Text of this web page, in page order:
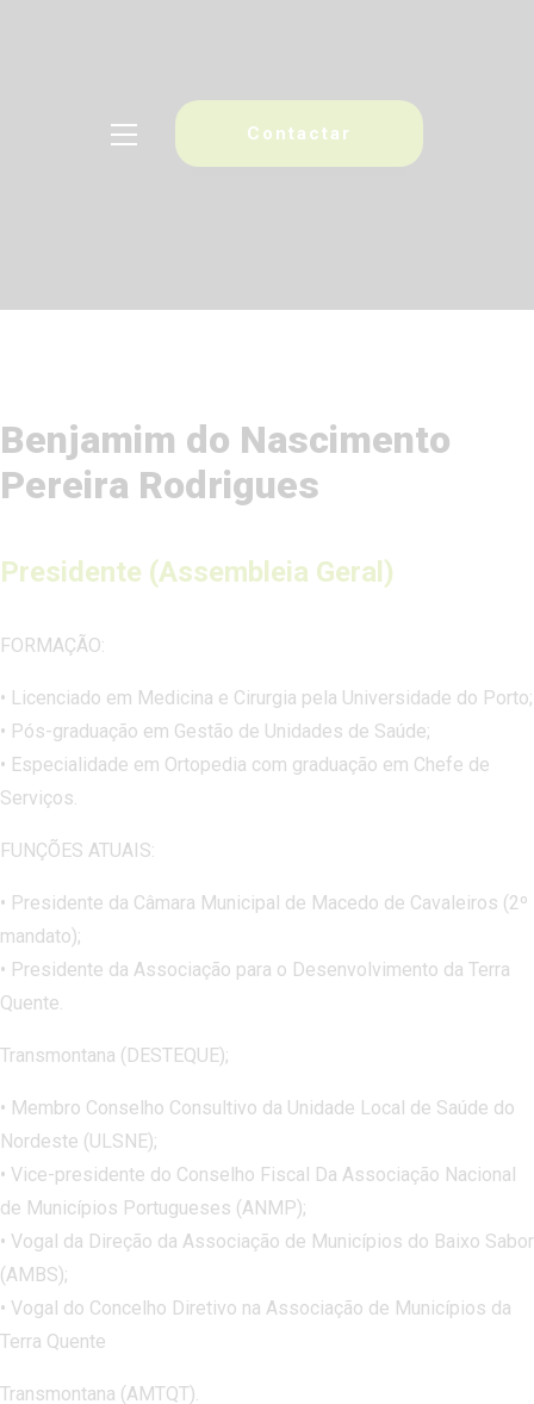
Contactar
Projetos
Biblioteca
Contactos
Benjamim do Nascimento
Pereira Rodrigues
Presidente (Assembleia Geral)
FORMAÇÃO:
• Licenciado em Medicina e Cirurgia pela Universidade do Porto;
• Pós-graduação em Gestão de Unidades de Saúde;
• Especialidade em Ortopedia com graduação em Chefe de
Serviços.
FUNÇÕES ATUAIS:
• Presidente da Câmara Municipal de Macedo de Cavaleiros (2º
mandato);
• Presidente da Associação para o Desenvolvimento da Terra
Quente.
Transmontana (DESTEQUE);
• Membro Conselho Consultivo da Unidade Local de Saúde do
Nordeste (ULSNE);
• Vice-presidente do Conselho Fiscal Da Associação Nacional
de Municípios Portugueses (ANMP);
• Vogal da Direção da Associação de Municípios do Baixo Sabor
(AMBS);
• Vogal do Concelho Diretivo na Associação de Municípios da
Terra Quente
Transmontana (AMTQT).